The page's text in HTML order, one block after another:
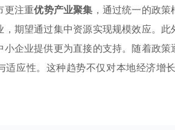
更注重优势产业聚集 ，通过统一的政
，期望通过集中资源实现规模效应。
小企业提供更为直接的支持。随着政
适应性。这种趋势不仅对本地经济增